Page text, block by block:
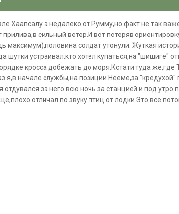
Хаапсалу а недалеко от Румму,но факт не так
прилива,в сильный ветер.И вот потеряв
максимум),половина солдат утонули. Жуткая
шутки устраивал:кто хотел купаться,на "шишиге"
кросса добежать до моря.Кстати туда же,где
я,в начале службы,на позиции Нееме,за
за него всю ночь за станцией и под утро
отличал по звуку птиц от лодки.Это всё